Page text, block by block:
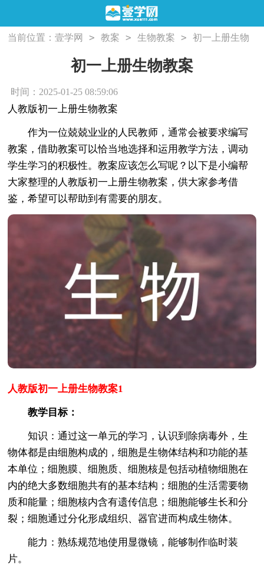
当前位置：壹学网 > 教案 > 生物教案 >
初一上册生物
初一上册生物教案
时间：2025-01-25 08:59:06
人教版初一上册生物教案
作为一位兢兢业业的人民教师，通常会被要求编写
教案，借助教案可以恰当地选择和运用教学方法，调动
学生学习的积极性。教案应该怎么写呢？以下是小编帮
大家整理的人教版初一上册生物教案，供大家参考借
鉴，希望可以帮助到有需要的朋友。
人教版初一上册生物教案1
教学目标：
知识：通过这一单元的学习，认识到除病毒外，生
物体都是由细胞构成的，细胞是生物体结构和功能的基
本单位；细胞膜、细胞质、细胞核是包括动植物细胞在
内的绝大多数细胞共有的基本结构；细胞的生活需要物
质和能量；细胞核内含有遗传信息；细胞能够生长和分
裂；细胞通过分化形成组织、器官进而构成生物体。
能力：熟练规范地使用显微镜，能够制作临时装
片。